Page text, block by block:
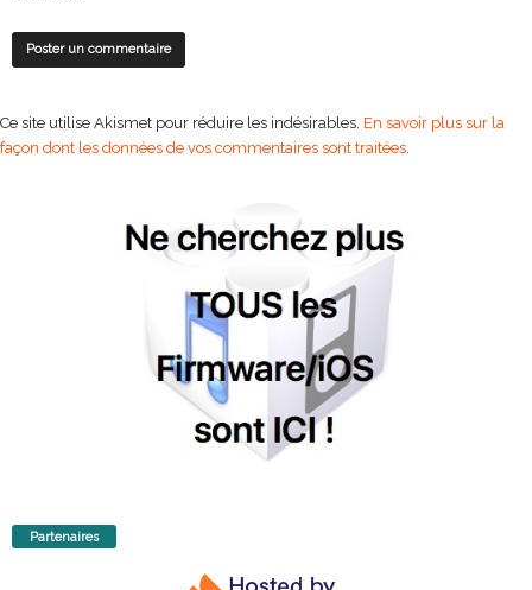
Ce site utilise Akismet pour réduire les indésirables. En savoir plus sur la
façon dont les données de vos commentaires sont traitées
Partenaires